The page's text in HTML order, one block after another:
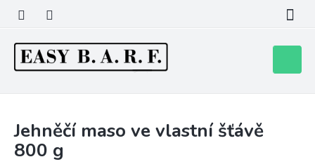
obsah
košík
Jehněčí maso ve vlastní šťávě
800 g